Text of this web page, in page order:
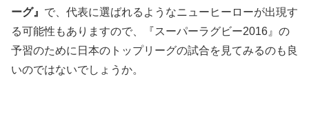
ーグ』 で、代表に選ばれるようなニューヒーローが出現す
る可能性もありますので、『スーパーラグビー2016』の
予習のために日本のトップリーグの試合を見てみるのも良
いのではないでしょうか。